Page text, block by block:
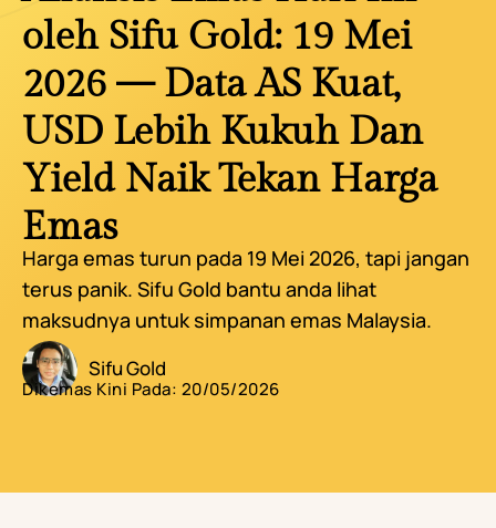
oleh Sifu Gold: 19 Mei
2026 — Data AS Kuat,
USD Lebih Kukuh Dan
Yield Naik Tekan Harga
Emas
Harga emas turun pada 19 Mei 2026, tapi jangan
terus panik. Sifu Gold bantu anda lihat
maksudnya untuk simpanan emas Malaysia.
Sifu Gold
Dikemas Kini Pada: 20/05/2026